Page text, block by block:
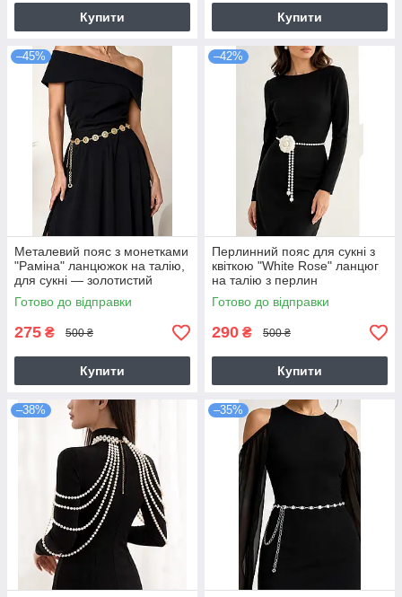
Купити Купити
–45%
Металевий пояс з монетками
"Раміна" ланцюжок на талію,
для сукні — золотистий
Готово до відправки
275 ₴ 500 ₴
Купити
–42%
Перлинний пояс для сукні з
квіткою "White Rose" ланцюг
на талію з перлин
Готово до відправки
290 ₴ 500 ₴
Купити
–38% –35%